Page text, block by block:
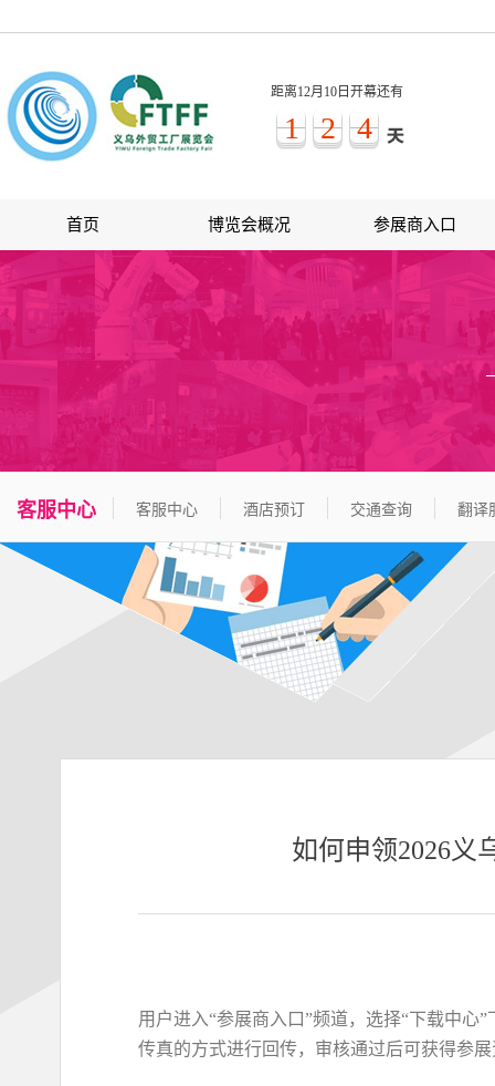
距离12月10日开幕还有
1 2 4
首页 博览会概况 参展商入口
客服中心 客服中心 酒店预订 交通查询 翻译
如何申领2026义
用户进入“参展商入口”频道，选择“下载中心”
传真的方式进行回传，审核通过后可获得参展